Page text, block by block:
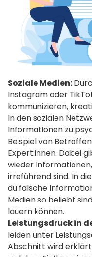
Soziale Medien:
Instagram oder
kommunizieren,
In den sozialen
Informationen zu
Beispiel von
Expert:innen. Dabei
wieder
irreführend sind. In
du falsche
Medien so beliebt
lauern können.
Leistungsdruck in
leiden unter
Abschnitt wird